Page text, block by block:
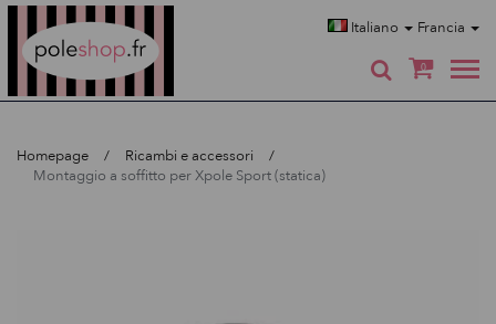
Italiano Francia
0
Homepage
Ricambi e accessori
Montaggio a soffitto per Xpole Sport (statica)